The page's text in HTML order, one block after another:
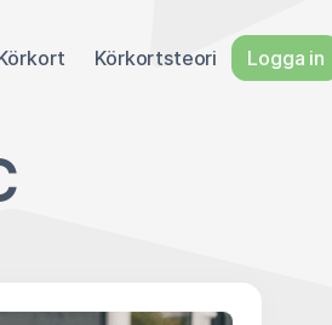
Körkortsteori Logga in